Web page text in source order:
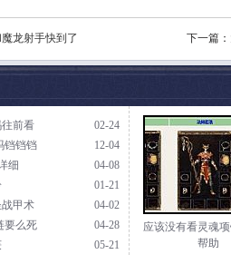
龙射手快到了 下一篇：
02-24
往前看
12-04
铛铛铛
04-08
细
01-21
04-02
甲术
04-28
要么死
05-21
应该没有看灵魂
帮助